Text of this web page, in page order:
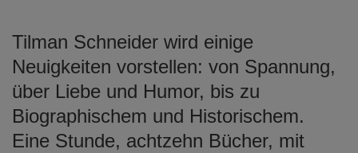
nTilman Schneider wird einige
Neuigkeiten vorstellen: von Spannung,
über Liebe und Humor, bis zu
Biographischem und Historischem.
Eine Stunde, achtzehn Bücher, mit